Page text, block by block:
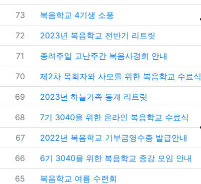
번호
73 복음학교 4기생 소풍
번호
72 2023년 복음학교 전반기 리트릿
번호
71 종려주일 고난주간 복음사경회 안내
번호
70 제2차 목회자와 사모를 위한 복음학교 수료식
번호
69 2023년 하늘가족 동계 리트릿
번호
68 7기 3040을 위한 온라인 복음학교 수료식
번호
67 2022년 복음학교 기부금영수증 발급안내
번호
66 6기 3040을 위한 복음학교 종강 모임 안내
번호
65 복음학교 여름 수련회